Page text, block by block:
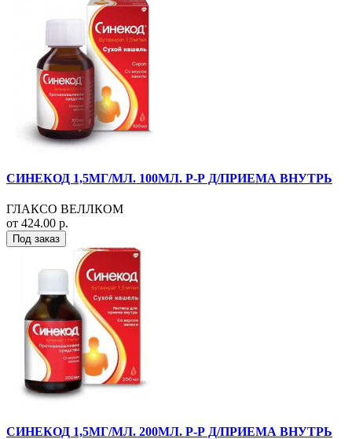
СИНЕКОД 1,5МГ/МЛ. 100МЛ. Р-Р Д/ПРИЕМА ВНУТРЬ
ГЛАКСО ВЕЛЛКОМ
от 424.00 р.
Под заказ
СИНЕКОД 1,5МГ/МЛ. 200МЛ. Р-Р Д/ПРИЕМА ВНУТРЬ